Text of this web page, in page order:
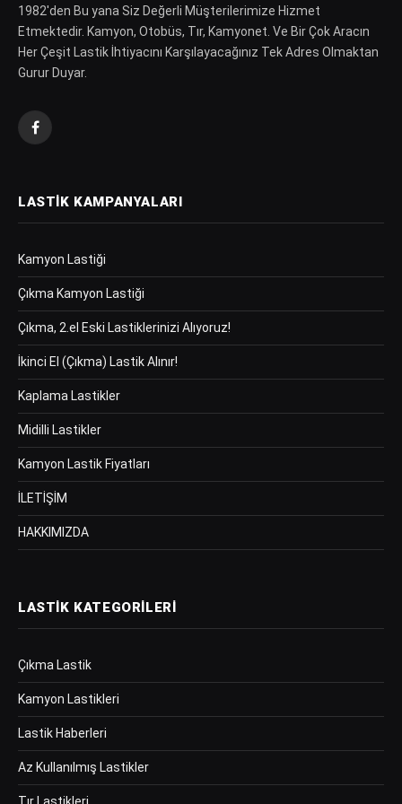
1982′den Bu yana Siz Değerli Müşterilerimize Hizmet
Etmektedir. Kamyon, Otobüs, Tır, Kamyonet. Ve Bir Çok Aracın
Her Çeşit Lastik İhtiyacını Karşılayacağınız Tek Adres Olmaktan
Gurur Duyar.
Facebook
LASTIK KAMPANYALARI
Kamyon Lastiği
Çıkma Kamyon Lastiği
Çıkma, 2.el Eski Lastiklerinizi Alıyoruz!
İkinci El (Çıkma) Lastik Alınır!
Kaplama Lastikler
Midilli Lastikler
Kamyon Lastik Fiyatları
İLETİŞİM
HAKKIMIZDA
LASTIK KATEGORILERI
Çıkma Lastik
Kamyon Lastikleri
Lastik Haberleri
Az Kullanılmış Lastikler